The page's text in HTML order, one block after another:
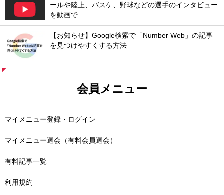
ールや陸上、バスケ、野球などの選手のインタビュー
を動画で
【お知らせ】Google検索で「Number Web」の記事
を見つけやすくする方法
会員メニュー
マイメニュー登録・ログイン
マイメニュー退会（有料会員退会）
有料記事一覧
利用規約